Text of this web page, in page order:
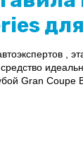
,
Gran